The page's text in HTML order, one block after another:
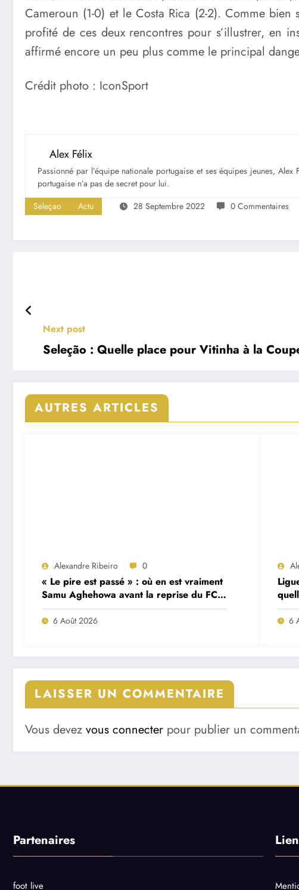
Cameroun (1-0) et le Costa Rica (2-2). Comme
profité de ces deux rencontres pour s’illustrer, en
affirmé encore un peu plus comme le principal
Crédit photo : IconSport
Alex Félix
Passionné par l’équipe nationale portugaise et ses équipes jeunes,
portugaise n’a pas de secret pour lui.
Seleçao
Actu 28 Septembre 2022 0 Commentaires
Next post
Seleção : Quelle place pour Vitinha à la
AUTRES ARTICLES
Alexandre Ribeiro 0
« Le pire est passé » : où en est vraiment
Samu Aghehowa avant la reprise du FC
Porto ?
6 Août 2026 6
LAISSER UN COMMENTAIRE
Vous devez vous connecter pour publier un
Partenaires
foot live